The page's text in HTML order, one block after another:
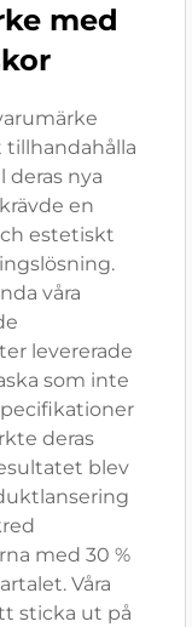
med
tillhandahålla
deras nya
en
estetiskt
våra
levererade
som inte
deras
blev
med 30 %
Våra
sticka ut på